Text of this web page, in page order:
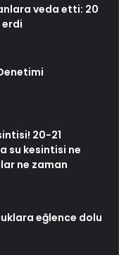
veda etti: 20
erdi
20-21
su kesintisi ne
ne zaman
eğlence dolu